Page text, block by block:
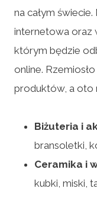
na całym
internetowa oraz
którym będzie
online.
produktów, a oto
Biżuteria i
bransoletki,
Ceramika i
kubki, miski,